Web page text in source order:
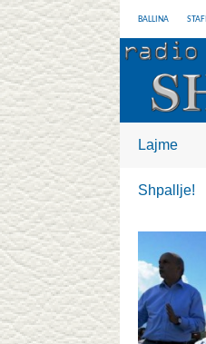
BALLINA STAFI
Lajme
Shpallje!